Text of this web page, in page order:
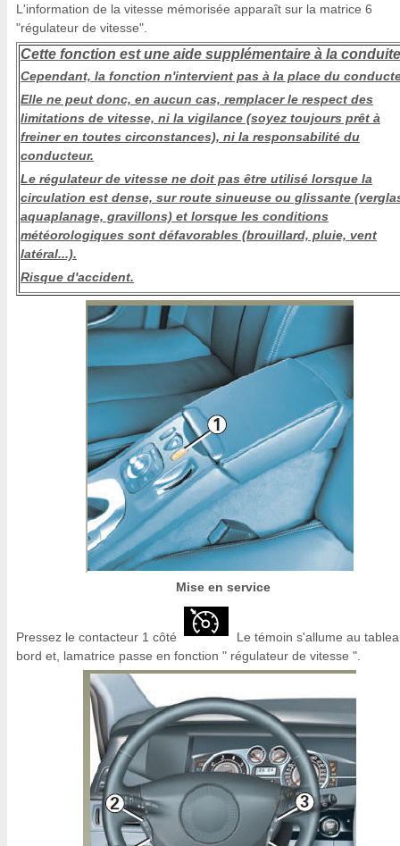
L'information de la vitesse mémorisée apparaît sur la matrice 6
"régulateur de vitesse".
Cette fonction est une aide supplémentaire à la
Cependant, la fonction n'intervient pas à la place du
Elle ne peut donc, en aucun cas, remplacer le respect des
limitations de vitesse, ni la vigilance (soyez toujours prêt à
freiner en toutes circonstances), ni la responsabilité du
conducteur.
Le régulateur de vitesse ne doit pas être utilisé lorsque la
circulation est dense, sur route sinueuse ou glissante
aquaplanage, gravillons) et lorsque les conditions
météorologiques sont défavorables (brouillard, pluie, vent
latéral...).
Risque d'accident.
Mise en service
Pressez le contacteur 1 côté
Le témoin s'allume au
bord et, lamatrice passe en fonction " régulateur de vitesse ".